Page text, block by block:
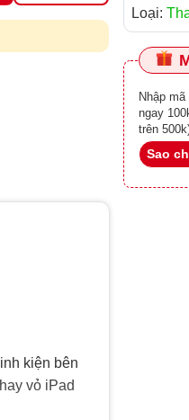
Loại:
Nhập mã
ngay
trên
Sao
kiện bên
vỏ iPad